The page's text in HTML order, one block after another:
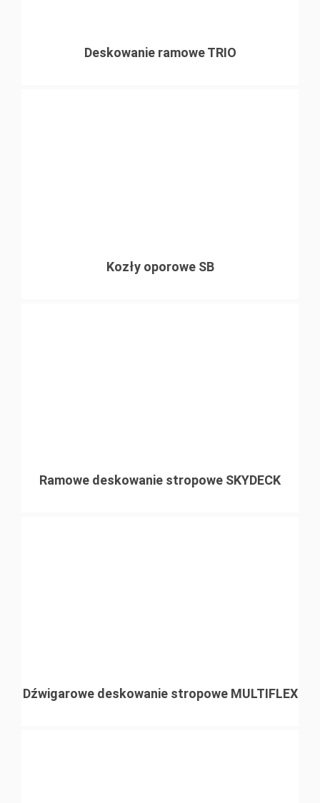
Deskowanie ramowe TRIO
Kozły oporowe SB
Ramowe deskowanie stropowe SKYDECK
Dźwigarowe deskowanie stropowe MULTIFLEX